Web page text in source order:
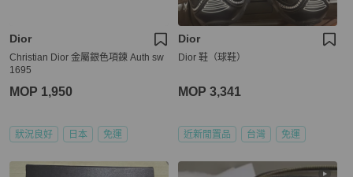
Dior
Christian Dior 金屬銀色項鍊 Auth sw
1695
MOP 1,950
狀況良好 日本 免運
Dior
Dior 鞋（球鞋）
MOP 3,341
近新閒置品 台灣 免運